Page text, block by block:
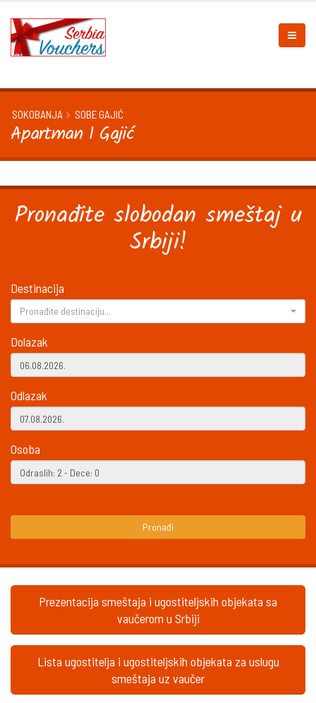
SOKOBANJA SOBE GAJIĆ
Apartman 1 Gajić
Pronađite slobodan smeštaj u
Srbiji!
Destinacija
Pronađite destinaciju...
Dolazak
Odlazak
Osoba
Pronađi
Prezentacija smeštaja i ugostiteljskih objekata sa
vaučerom u Srbiji
Lista ugostitelja i ugostiteljskih objekata za uslugu
smeštaja uz vaučer